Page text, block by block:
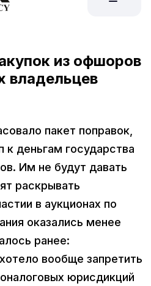
из офшоров
владельцев
пакет поправок,
деньгам государства
Им не будут давать
раскрывать
в аукционах по
оказались менее
ранее:
вообще запретить
юрисдикций